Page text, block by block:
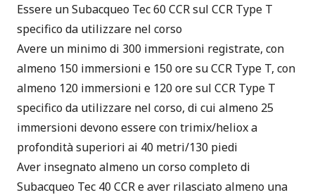
Essere unSubacqueo Tec 60 CCRsul CCR Type T
specifico da utilizzare nel corso
Avere un minimo di 300 immersioni registrate, con
almeno 150 immersioni e 150 ore su CCR Type T, con
almeno 120 immersioni e 120 ore sul CCR Type T
specifico da utilizzare nel corso, di cui almeno 25
immersioni devono essere con trimix/heliox a
profondità superiori ai 40 metri/130 piedi
Aver insegnato almeno un corso completo di
Subacqueo Tec 40 CCR e aver rilasciato almeno una